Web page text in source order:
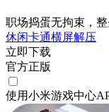
职场捣蛋无拘束，
休闲卡通横屏解压
立即下载
官方正版
使用小米游戏中心